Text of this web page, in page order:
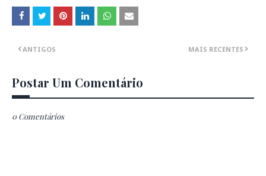
MAIS RECENTES
ANTIGOS
Postar Um Comentário
0 Comentários